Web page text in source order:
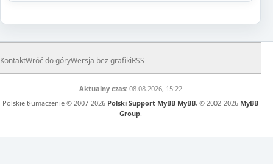
KontaktWróć do góryWersja bez grafikiRSS
Aktualny czas:08.08.2026, 15:22
Polskie tłumaczenie © 2007-2026 Polski Support MyBB MyBB, © 2002-2026 MyBB
Group.